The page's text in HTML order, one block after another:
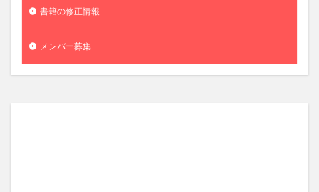
書籍の修正情報
メンバー募集